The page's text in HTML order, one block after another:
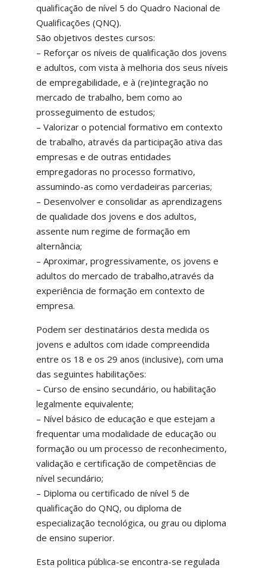
qualificação de nível 5 do Quadro Nacional de
Qualificações (QNQ).
São objetivos destes cursos:
– Reforçar os níveis de qualificação dos jovens
e adultos, com vista à melhoria dos seus níveis
de empregabilidade, e à (re)integração no
mercado de trabalho, bem como ao
prosseguimento de estudos;
– Valorizar o potencial formativo em contexto
de trabalho, através da participação ativa das
empresas e de outras entidades
empregadoras no processo formativo,
assumindo-as como verdadeiras parcerias;
– Desenvolver e consolidar as aprendizagens
de qualidade dos jovens e dos adultos,
assente num regime de formação em
alternância;
– Aproximar, progressivamente, os jovens e
adultos do mercado de trabalho,através da
experiência de formação em contexto de
empresa.
Podem ser destinatários desta medida os
jovens e adultos com idade compreendida
entre os 18 e os 29 anos (inclusive), com uma
das seguintes habilitações:
– Curso de ensino secundário, ou habilitação
legalmente equivalente;
– Nível básico de educação e que estejam a
frequentar uma modalidade de educação ou
formação ou um processo de reconhecimento,
validação e certificação de competências de
nível secundário;
– Diploma ou certificado de nível 5 de
qualificação do QNQ, ou diploma de
especialização tecnológica, ou grau ou diploma
de ensino superior.
Esta politica pública-se encontra-se regulada